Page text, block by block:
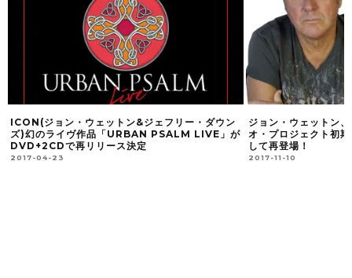
ジョン・ウェットン、ジェフ・ダウンズのデュ
オ・プロジェクト初期音源が「ICON:ZERO」と
して再登場！
2017-11-10
ICON（ジョン・ウ
の名曲の数々が収め
PSALM LIVE(2CD/
2017-06-06